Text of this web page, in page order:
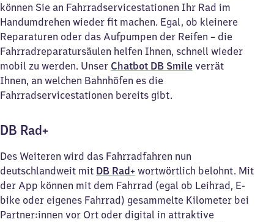
können Sie an Fahrradservicestationen Ihr Rad im
Handumdrehen wieder fit machen. Egal, ob kleinere
Reparaturen oder das Aufpumpen der Reifen – die
Fahrradreparatursäulen helfen Ihnen, schnell wieder
mobil zu werden. Unser Chatbot DB Smile verrät
Ihnen, an welchen Bahnhöfen es die
Fahrradservicestationen bereits gibt.
DB Rad+
Des Weiteren wird das Fahrradfahren nun
deutschlandweit mit DB Rad+ wortwörtlich belohnt. Mit
der App können mit dem Fahrrad (egal ob Leihrad, E-
bike oder eigenes Fahrrad) gesammelte Kilometer bei
Partner:innen vor Ort oder digital in attraktive